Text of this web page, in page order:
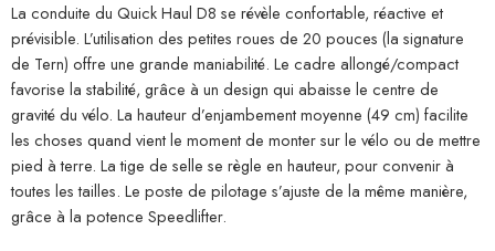
La conduite du Quick Haul D8 se révèle confortable, réactive et
prévisible. L’utilisation des petites roues de 20 pouces (la signature
de Tern) offre une grande maniabilité. Le cadre allongé/compact
favorise la stabilité, grâce à un design qui abaisse le centre de
gravité du vélo. La hauteur d’enjambement moyenne (49 cm) facilite
les choses quand vient le moment de monter sur le vélo ou de mettre
pied à terre. La tige de selle se règle en hauteur, pour convenir à
toutes les tailles. Le poste de pilotage s’ajuste de la même manière,
grâce à la potence Speedlifter.